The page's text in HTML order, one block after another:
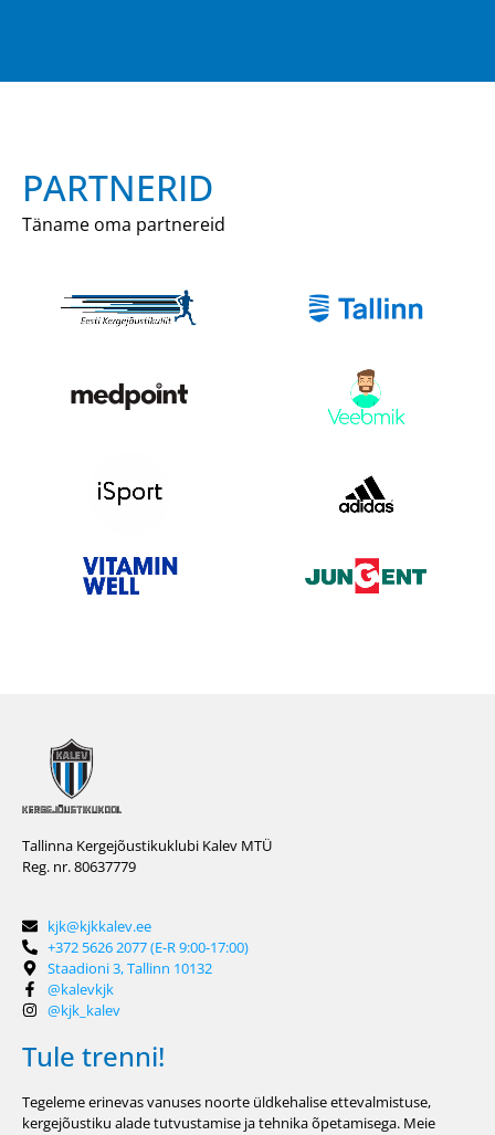
PARTNERID
Täname oma partnereid
Tallinna Kergejõustikuklubi Kalev MTÜ
Reg. nr. 80637779
kjk@kjkkalev.ee
+372 5626 2077 (E-R 9:00-17:00)
Staadioni 3, Tallinn 10132
@kalevkjk
@kjk_kalev
Tule trenni!
Tegeleme erinevas vanuses noorte üldkehalise ettevalmistuse,
kergejõustiku alade tutvustamise ja tehnika õpetamisega. Meie